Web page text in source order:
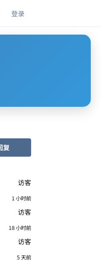
登录
复
访客
1 小时前
访客
18 小时前
访客
5 天前